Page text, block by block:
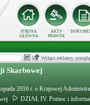
STRONA
GŁÓWNA
AKTY
PRAWNE
Wyłącz reklamy,
Skarbowej
2016 r. o Krajowej
DZIAŁ IV. Pomoc i